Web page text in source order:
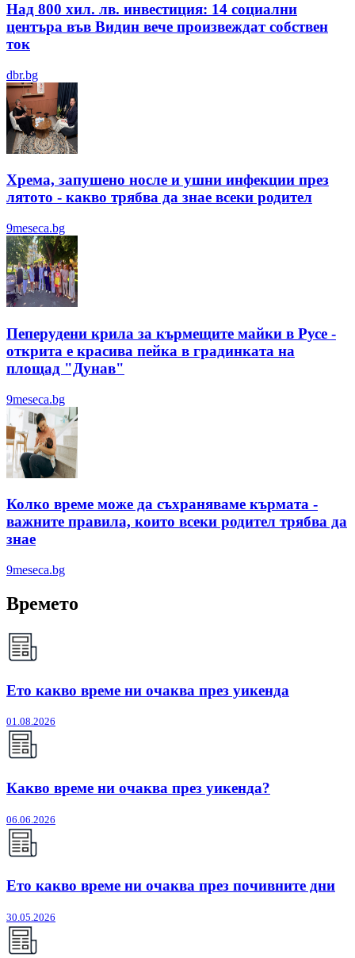
Над 800 хил. лв. инвестиция: 14 социални
центъра във Видин вече произвеждат собствен
ток
dbr.bg
Хрема, запушено носле и ушни инфекции през
лятотo - какво трябва да знае всеки родител
9meseca.bg
Пеперудени крила за кърмещите майки в Русе -
открита е красива пейка в градинката на
площад "Дунав"
9meseca.bg
Колко време може да съхраняваме кърмата -
важните правила, които всеки родител трябва да
знае
9meseca.bg
Времето
Ето какво време ни очаква през уикенда
01.08.2026
Какво време ни очаква през уикенда?
06.06.2026
Ето какво време ни очаква през почивните дни
30.05.2026